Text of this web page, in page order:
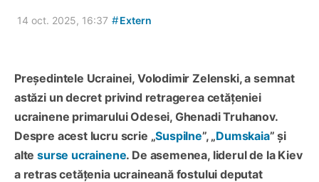
14 oct. 2025, 16:37 #Extern
Președintele Ucrainei, Volodimir Zelenski, a semnat
astăzi un decret privind retragerea cetățeniei
ucrainene primarului Odesei, Ghenadi Truhanov.
Despre acest lucru scrie „Suspilne”, „Dumskaia” și
altesurse ucrainene. De asemenea, liderul de la Kiev
a retras cetățenia ucraineană fostului deputat